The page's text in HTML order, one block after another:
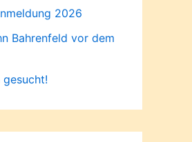
2026
Bahrenfeld vor dem
gesucht!